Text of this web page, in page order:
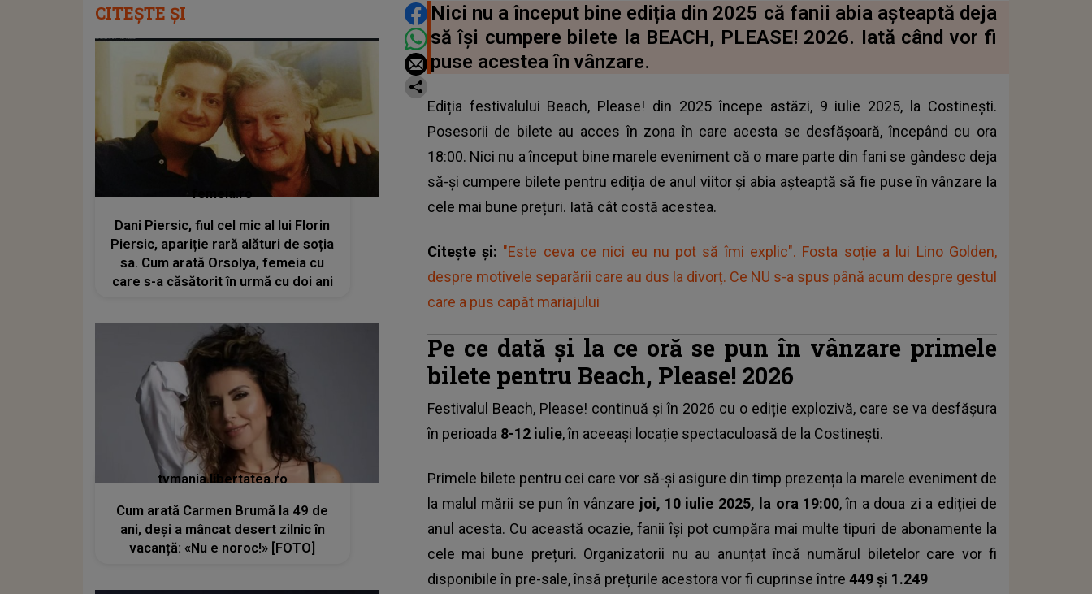
DISTRIBUIE ARTICOLUL
Nici nu a început bine ediția din 2025 că fanii abia așteaptă deja
să își cumpere bilete la BEACH, PLEASE! 2026. Iată când vor fi
puse acestea în vânzare.
Ediția festivalului Beach, Please! din 2025 începe astăzi, 9 iulie 2025, la Costinești.
Posesorii de bilete au acces în zona în care acesta se desfășoară, începând cu ora
18:00. Nici nu a început bine marele eveniment că o mare parte din fani se gândesc deja
să-și cumpere bilete pentru ediția de anul viitor și abia așteaptă să fie puse în vânzare la
cele mai bune prețuri. Iată cât costă acestea.
Citește și: "Este ceva ce nici eu nu pot să îmi explic". Fosta soție a lui Lino Golden,
despre motivele separării care au dus la divorț. Ce NU s-a spus până acum despre gestul
care a pus capăt mariajului
Pe ce dată și la ce oră se pun în vânzare primele
bilete pentru Beach, Please! 2026
Festivalul Beach, Please! continuă și în 2026 cu o ediție explozivă, care se va desfășura
în perioada 8-12 iulie, în aceeași locație spectaculoasă de la Costinești.
Primele bilete pentru cei care vor să-și asigure din timp prezența la marele eveniment de
la malul mării se pun în vânzare joi, 10 iulie 2025, la ora 19:00, în a doua zi a ediției de
anul acesta. Cu această ocazie, fanii își pot cumpăra mai multe tipuri de abonamente la
cele mai bune prețuri. Organizatorii nu au anunțat încă numărul biletelor care vor fi
disponibile în pre-sale, însă prețurile acestora vor fi cuprinse între 449 și 1.249
CITEȘTE ȘI
femeia.ro
Dani Piersic, fiul cel mic al lui Florin
Piersic, apariție rară alături de soția
sa. Cum arată Orsolya, femeia cu
care s-a căsătorit în urmă cu doi ani
tvmania.libertatea.ro
Cum arată Carmen Brumă la 49 de
ani, deși a mâncat desert zilnic în
vacanță: «Nu e noroc!» [FOTO]